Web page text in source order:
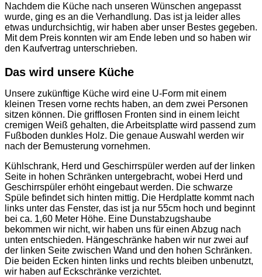
Nachdem die Küche nach unseren Wünschen angepasst
wurde, ging es an die Verhandlung. Das ist ja leider alles
etwas undurchsichtig, wir haben aber unser Bestes gegeben.
Mit dem Preis konnten wir am Ende leben und so haben wir
den Kaufvertrag unterschrieben.
Das wird unsere Küche
Unsere zukünftige Küche wird eine U-Form mit einem
kleinen Tresen vorne rechts haben, an dem zwei Personen
sitzen können. Die grifflosen Fronten sind in einem leicht
cremigen Weiß gehalten, die Arbeitsplatte wird passend zum
Fußboden dunkles Holz. Die genaue Auswahl werden wir
nach der Bemusterung vornehmen.
Kühlschrank, Herd und Geschirrspüler werden auf der linken
Seite in hohen Schränken untergebracht, wobei Herd und
Geschirrspüler erhöht eingebaut werden. Die schwarze
Spüle befindet sich hinten mittig. Die Herdplatte kommt nach
links unter das Fenster, das ist ja nur 55cm hoch und beginnt
bei ca. 1,60 Meter Höhe. Eine Dunstabzugshaube
bekommen wir nicht, wir haben uns für einen Abzug nach
unten entschieden. Hängeschränke haben wir nur zwei auf
der linken Seite zwischen Wand und den hohen Schränken.
Die beiden Ecken hinten links und rechts bleiben unbenutzt,
wir haben auf Eckschränke verzichtet.